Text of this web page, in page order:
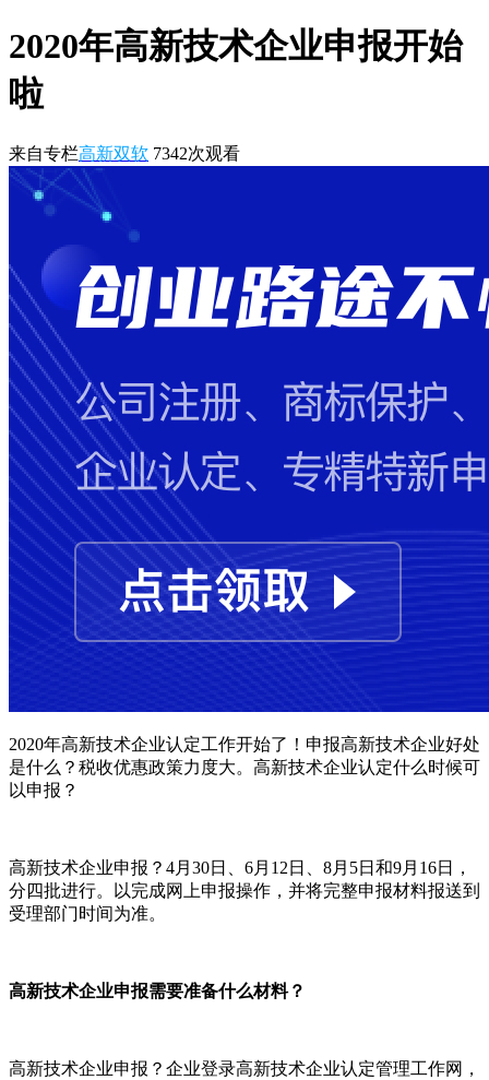
2020年高新技术企业申报开始
啦
来自专栏高新双软 7342次观看
2020年高新技术企业认定工作开始了！申报高新技术企业好处
是什么？税收优惠政策力度大。高新技术企业认定什么时候可
以申报？
高新技术企业申报？4月30日、6月12日、8月5日和9月16日，
分四批进行。以完成网上申报操作，并将完整申报材料报送到
受理部门时间为准。
高新技术企业申报需要准备什么材料？
高新技术企业申报？企业登录高新技术企业认定管理工作网，